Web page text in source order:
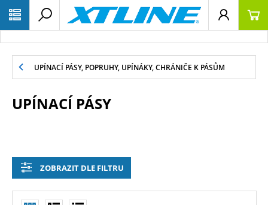
UPÍNACÍ PÁSY, POPRUHY, UPÍNÁKY, CHRÁNIČE K PÁSŮM
UPÍNACÍ PÁSY
ZOBRAZIT DLE FILTRU